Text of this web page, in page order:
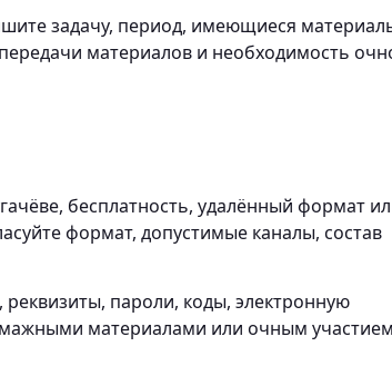
задачу, период, имеющиеся
материалов и необходимость
бесплатность, удалённый формат
формат, допустимые каналы, состав
пароли, коды, электронную
материалами или очным